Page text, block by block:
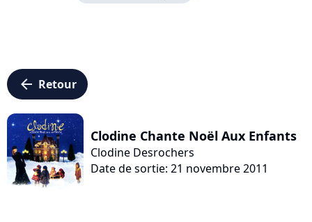
arrow_left Retour
Clodine Chante Noël Aux Enfants
Clodine Desrochers
Date de sortie: 21 novembre 2011